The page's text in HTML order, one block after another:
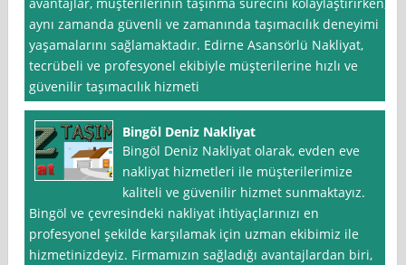
aynı zamanda güvenli ve zamanında taşımacılık deneyimi
yaşamalarını sağlamaktadır. Edirne Asansörlü Nakliyat,
tecrübeli ve profesyonel ekibiyle müşterilerine hızlı ve
güvenilir taşımacılık hizmeti
Bingöl Deniz Nakliyat
Bingöl Deniz Nakliyat olarak, evden eve
nakliyat hizmetleri ile müşterilerimize
kaliteli ve güvenilir hizmet sunmaktayız.
Bingöl ve çevresindeki nakliyat ihtiyaçlarınızı en
profesyonel şekilde karşılamak için uzman ekibimiz ile
hizmetinizdeyiz. Firmamızın sağladığı avantajlardan biri,